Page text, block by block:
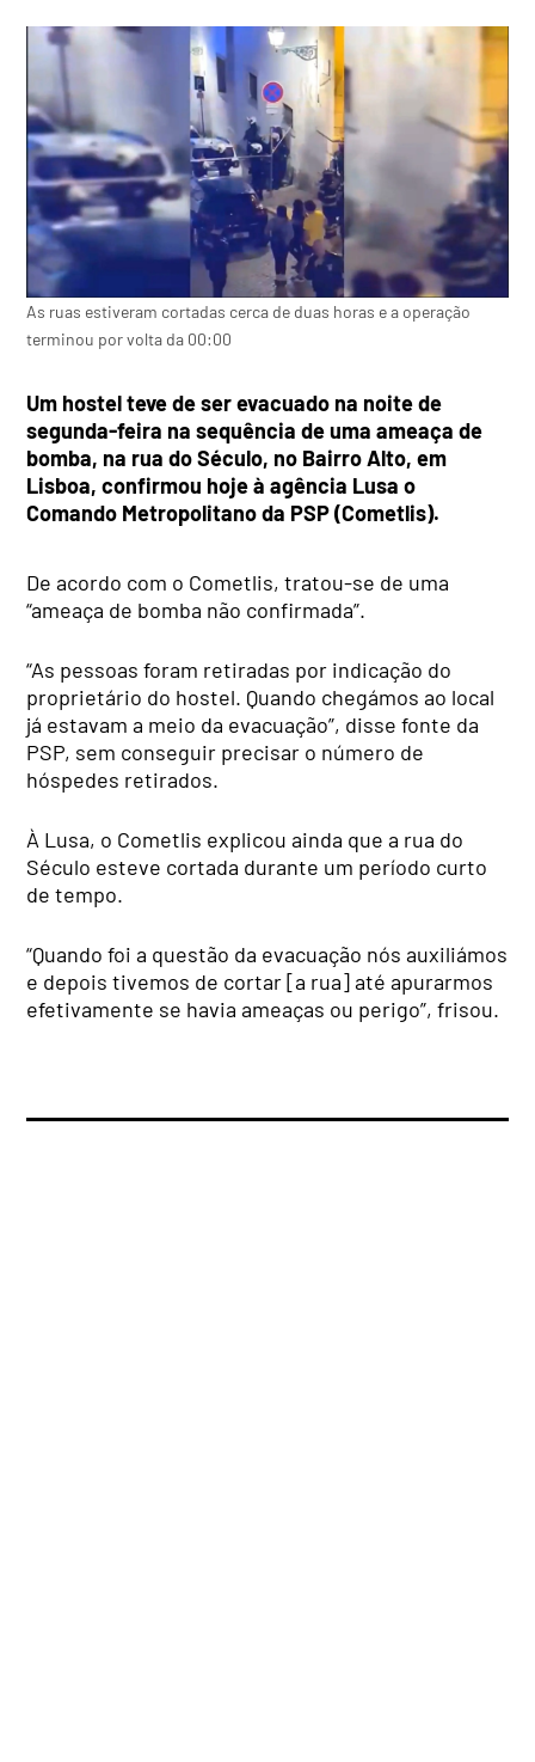
As ruas estiveram cortadas cerca de duas horas e a operação
terminou por volta da 00:00
Um hostel teve de ser evacuado na noite de
segunda-feira na sequência de uma ameaça de
bomba, na rua do Século, no Bairro Alto, em
Lisboa, confirmou hoje à agência Lusa o
Comando Metropolitano da PSP (Cometlis).
De acordo com o Cometlis, tratou-se de uma
“ameaça de bomba não confirmada”.
“As pessoas foram retiradas por indicação do
proprietário do hostel. Quando chegámos ao local
já estavam a meio da evacuação”, disse fonte da
PSP, sem conseguir precisar o número de
hóspedes retirados.
À Lusa, o Cometlis explicou ainda que a rua do
Século esteve cortada durante um período curto
de tempo.
“Quando foi a questão da evacuação nós auxiliámos
e depois tivemos de cortar [a rua] até apurarmos
efetivamente se havia ameaças ou perigo”, frisou.